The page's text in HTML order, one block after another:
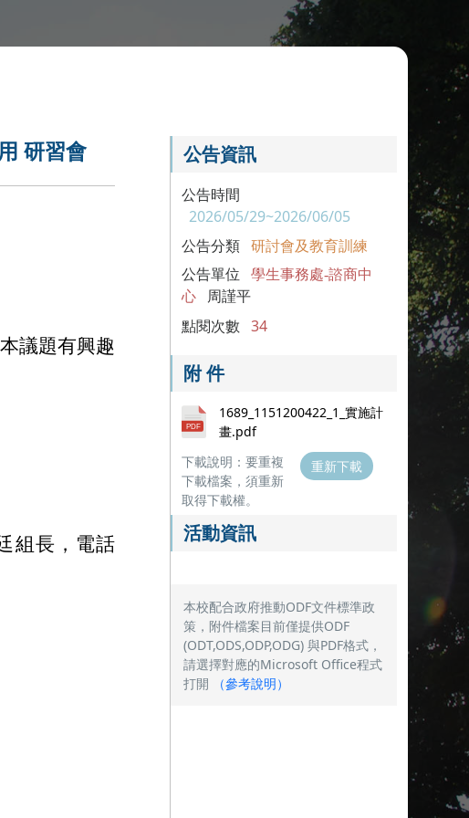
研習會
議題有興趣
組長，電話
公告資訊
公告時間
2026/05/29~2026/06/05
公告分類 研討會及教育訓練
公告單位
學生事務處-諮商中
心
周謹平
點閱次數 34
附 件
1689_1151200422_1_實施計
畫.pdf
下載說明：要重複
下載檔案，須重新
取得下載權。
重新下載
活動資訊
本校配合政府推動ODF文件標準政
策，附件檔案目前僅提供ODF
(ODT,ODS,ODP,ODG) 與PDF格式，
請選擇對應的Microsoft Office程式
打開
（參考說明）